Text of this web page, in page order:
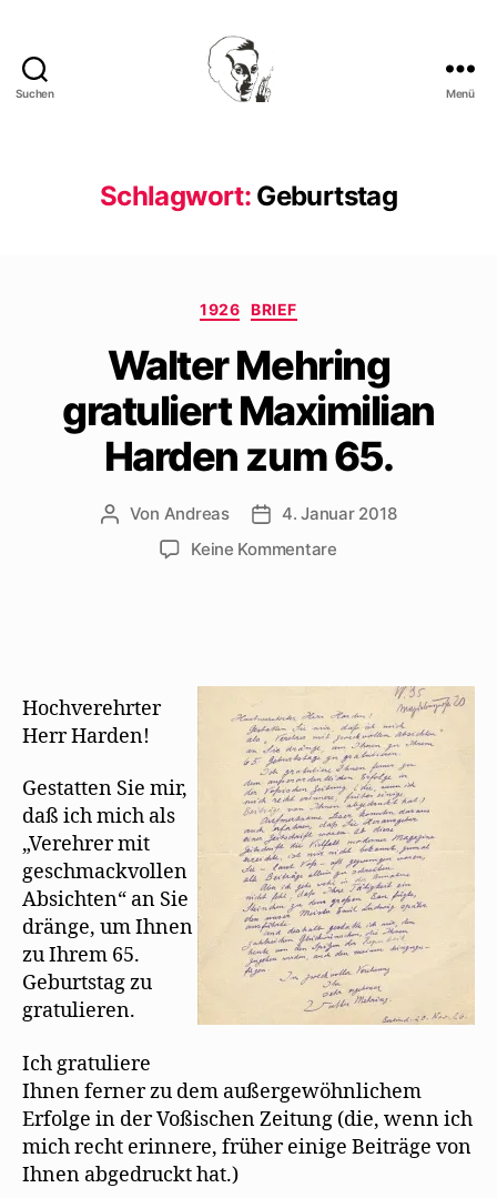
Suchen Menü
Schlagwort: Geburtstag
Kategorien
1926 BRIEF
Walter Mehring
gratuliert Maximilian
Harden zum 65.
Beitragsautor
Von Andreas Beitragsdatum
4. Januar 2018
Keine Kommentarezu
65.
Hochverehrter
Herr Harden!
Gestatten Sie mir,
daß ich mich als
„Verehrer mit
geschmackvollen
Absichten“ an Sie
dränge, um Ihnen
zu Ihrem 65.
Geburtstag zu
gratulieren.
Ich gratuliere
Ihnen ferner zu dem außergewöhnlichem
Erfolge in der Voßischen Zeitung (die, wenn ich
mich recht erinnere, früher einige Beiträge von
Ihnen abgedruckt hat.)